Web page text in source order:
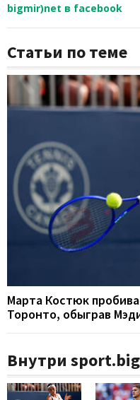
bigmir)net в facebook
Статьи по теме
Марта Костюк
Торонто, обыграв
Внутри